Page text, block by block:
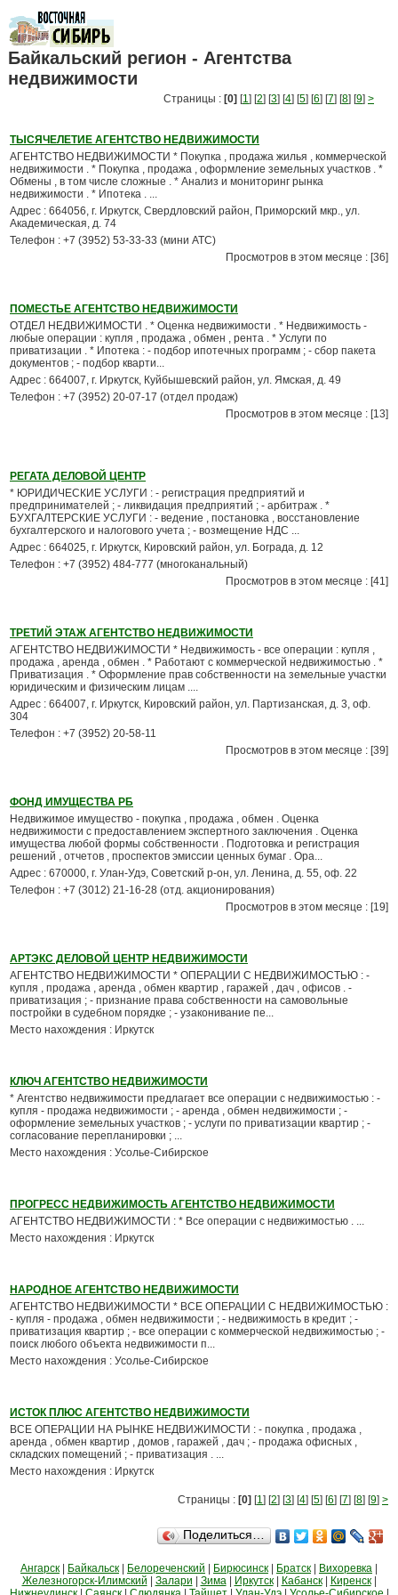
Байкальский регион - Агентства
недвижимости
Страницы : [0] [1] [2] [3] [4] [5] [6] [7] [8] [9] >
ТЫСЯЧЕЛЕТИЕ АГЕНТСТВО НЕДВИЖИМОСТИ
АГЕНТСТВО НЕДВИЖИМОСТИ * Покупка , продажа жилья , коммерческой
недвижимости . * Покупка , продажа , оформление земельных участков . *
Обмены , в том числе сложные . * Анализ и мониторинг рынка
недвижимости . * Ипотека . ...
Адрес : 664056, г. Иркутск, Свердловский район, Приморский мкр., ул.
Академическая, д. 74
Телефон : +7 (3952) 53-33-33 (мини АТС)
Просмотров в этом месяце : [36]
ПОМЕСТЬЕ АГЕНТСТВО НЕДВИЖИМОСТИ
ОТДЕЛ НЕДВИЖИМОСТИ . * Оценка недвижимости . * Недвижимость -
любые операции : купля , продажа , обмен , рента . * Услуги по
приватизации . * Ипотека : - подбор ипотечных программ ; - сбор пакета
документов ; - подбор кварти...
Адрес : 664007, г. Иркутск, Куйбышевский район, ул. Ямская, д. 49
Телефон : +7 (3952) 20-07-17 (отдел продаж)
Просмотров в этом месяце : [13]
РЕГАТА ДЕЛОВОЙ ЦЕНТР
* ЮРИДИЧЕСКИЕ УСЛУГИ : - регистрация предприятий и
предпринимателей ; - ликвидация предприятий ; - арбитраж . *
БУХГАЛТЕРСКИЕ УСЛУГИ : - ведение , постановка , восстановление
бухгалтерского и налогового учета ; - возмещение НДС ...
Адрес : 664025, г. Иркутск, Кировский район, ул. Бограда, д. 12
Телефон : +7 (3952) 484-777 (многоканальный)
Просмотров в этом месяце : [41]
ТРЕТИЙ ЭТАЖ АГЕНТСТВО НЕДВИЖИМОСТИ
АГЕНТСТВО НЕДВИЖИМОСТИ * Недвижимость - все операции : купля ,
продажа , аренда , обмен . * Работают с коммерческой недвижимостью . *
Приватизация . * Оформление прав собственности на земельные участки
юридическим и физическим лицам ....
Адрес : 664007, г. Иркутск, Кировский район, ул. Партизанская, д. 3, оф.
304
Телефон : +7 (3952) 20-58-11
Просмотров в этом месяце : [39]
ФОНД ИМУЩЕСТВА РБ
Недвижимое имущество - покупка , продажа , обмен . Оценка
недвижимости с предоставлением экспертного заключения . Оценка
имущества любой формы собственности . Подготовка и регистрация
решений , отчетов , проспектов эмиссии ценных бумаг . Ора...
Адрес : 670000, г. Улан-Удэ, Советский р-он, ул. Ленина, д. 55, оф. 22
Телефон : +7 (3012) 21-16-28 (отд. акционирования)
Просмотров в этом месяце : [19]
АРТЭКС ДЕЛОВОЙ ЦЕНТР НЕДВИЖИМОСТИ
АГЕНТСТВО НЕДВИЖИМОСТИ * ОПЕРАЦИИ С НЕДВИЖИМОСТЬЮ : -
купля , продажа , аренда , обмен квартир , гаражей , дач , офисов . -
приватизация ; - признание права собственности на самовольные
постройки в судебном порядке ; - узаконивание пе...
Место нахождения : Иркутск
КЛЮЧ АГЕНТСТВО НЕДВИЖИМОСТИ
* Агентство недвижимости предлагает все операции с недвижимостью : -
купля - продажа недвижимости ; - аренда , обмен недвижимости ; -
оформление земельных участков ; - услуги по приватизации квартир ; -
согласование перепланировки ; ...
Место нахождения : Усолье-Сибирское
ПРОГРЕСС НЕДВИЖИМОСТЬ АГЕНТСТВО НЕДВИЖИМОСТИ
АГЕНТСТВО НЕДВИЖИМОСТИ : * Все операции с недвижимостью . ...
Место нахождения : Иркутск
НАРОДНОЕ АГЕНТСТВО НЕДВИЖИМОСТИ
АГЕНТСТВО НЕДВИЖИМОСТИ * ВСЕ ОПЕРАЦИИ С НЕДВИЖИМОСТЬЮ :
- купля - продажа , обмен недвижимости ; - недвижимость в кредит ; -
приватизация квартир ; - все операции с коммерческой недвижимостью ; -
поиск любого объекта недвижимости п...
Место нахождения : Усолье-Сибирское
ИСТОК ПЛЮС АГЕНТСТВО НЕДВИЖИМОСТИ
ВСЕ ОПЕРАЦИИ НА РЫНКЕ НЕДВИЖИМОСТИ : - покупка , продажа ,
аренда , обмен квартир , домов , гаражей , дач ; - продажа офисных ,
складских помещений ; - приватизация . ...
Место нахождения : Иркутск
Страницы : [0] [1] [2] [3] [4] [5] [6] [7] [8] [9] >
Поделиться…
Ангарск Байкальск Белореченский Бирюсинск Братск Вихоревка
Железногорск-Илимский
Залари Зима| Иркутск| Кабанск| Киренск|